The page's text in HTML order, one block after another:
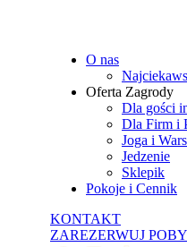
O nas
Oferta Zagrody
Dla gości
Dla Firm i
Joga i
Jedzenie
Sklepik
Pokoje i Cennik
KONTAKT
ZAREZERWUJ